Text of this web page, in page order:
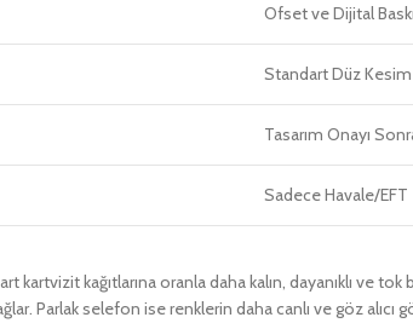
Ofset ve Dijital
Standart Düz Kesim
Tasarım Onayı
Sadece Havale/EFT
kartvizit kağıtlarına oranla daha kalın, dayanıklı ve
Parlak selefon ise renklerin daha canlı ve göz alıcı